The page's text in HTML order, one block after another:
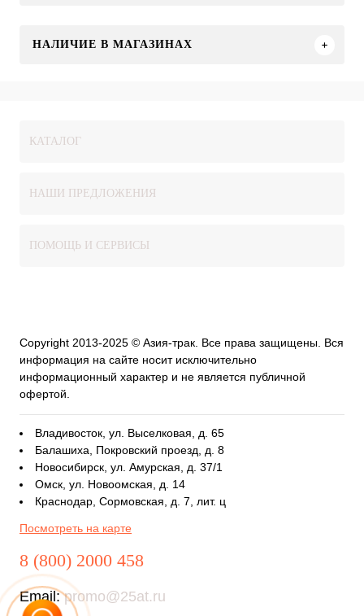
НАЛИЧИЕ В МАГАЗИНАХ
КАТАЛОГ
НАШИ ПРЕДЛОЖЕНИЯ
ПОМОЩЬ И СЕРВИСЫ
Copyright 2013-2025 © Азия-трак. Все права защищены. Вся
информация на сайте носит исключительно
информационный характер и не является публичной
офертой.
Владивосток, ул. Выселковая, д. 65
Балашиха, Покровский проезд, д. 8
Новосибирск, ул. Амурская, д. 37/1
Омск, ул. Новоомская, д. 14
Краснодар, Сормовская, д. 7, лит. ц
Посмотреть на карте
8 (800) 2000 458
Email:promo@25at.ru